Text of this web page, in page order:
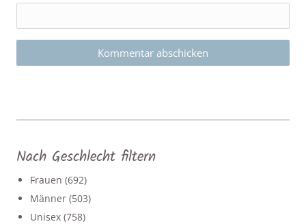
Nach Geschlecht filtern
Frauen (692)
Männer (503)
Unisex (758)